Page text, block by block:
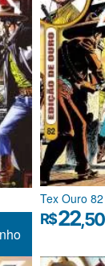
Tex Ouro 82
R$22,50